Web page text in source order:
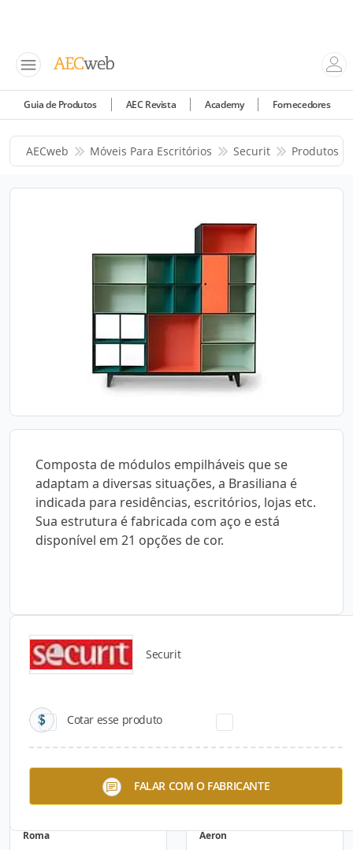
Guia de Produtos AEC Revista Academy Fornecedores
AECweb Móveis Para Escritórios Securit Produtos
Composta de módulos empilháveis que se
adaptam a diversas situações, a Brasiliana é
indicada para residências, escritórios, lojas etc.
Sua estrutura é fabricada com aço e está
disponível em 21 opções de cor.
Securit
Cotar esse produto
FALAR COM O FABRICANTE
Catálogos para Download
Roma Aeron